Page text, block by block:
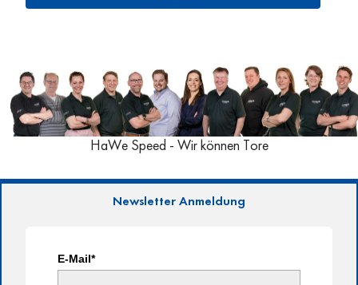
HaWe Speed - Wir können Tore
Newsletter Anmeldung
E-Mail*